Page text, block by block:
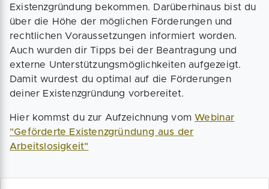
Existenzgründung bekommen. Darüberhinaus bist du
über die Höhe der möglichen Förderungen und
rechtlichen Voraussetzungen informiert worden.
Auch wurden dir Tipps bei der Beantragung und
externe Unterstützungsmöglichkeiten aufgezeigt.
Damit wurdest du optimal auf die Förderungen
deiner Existenzgründung vorbereitet.
Hier kommst du zur Aufzeichnung vomWebinar
"Geförderte Existenzgründung aus der
Arbeitslosigkeit"